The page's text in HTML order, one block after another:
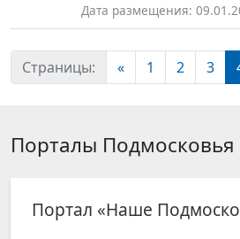
Дата размещения:
Страницы: « 1 2 3
Порталы Подмосковья
Портал «Наше